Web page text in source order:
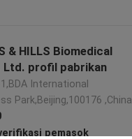
& HILLS Biomedical
Ltd. profil pabrikan
International
Park,Beijing,100176 ,China
pemasok